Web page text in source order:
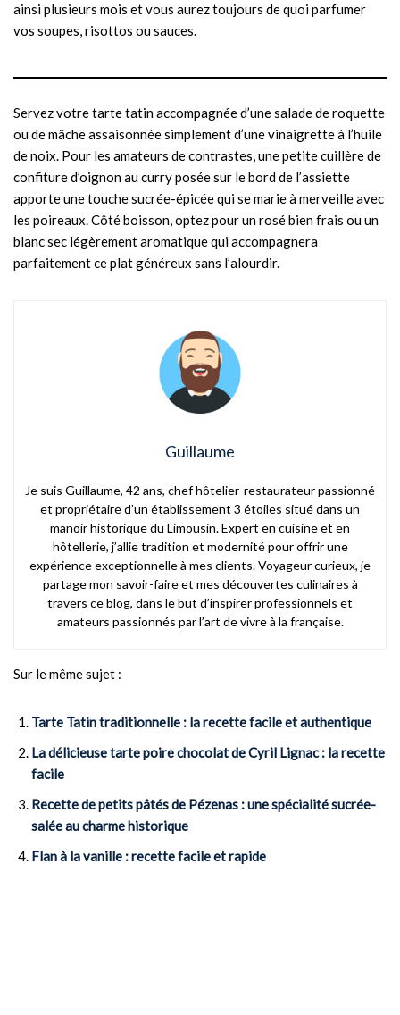
ainsi plusieurs mois et vous aurez toujours de quoi parfumer
vos soupes, risottos ou sauces.
Servez votre tarte tatin accompagnée d’une salade de roquette
ou de mâche assaisonnée simplement d’une vinaigrette à l’huile
de noix. Pour les amateurs de contrastes, une petite cuillère de
confiture d’oignon au curry posée sur le bord de l’assiette
apporte une touche sucrée-épicée qui se marie à merveille avec
les poireaux. Côté boisson, optez pour un rosé bien frais ou un
blanc sec légèrement aromatique qui accompagnera
parfaitement ce plat généreux sans l’alourdir.
Guillaume
Je suis Guillaume, 42 ans, chef hôtelier-restaurateur passionné
et propriétaire d’un établissement 3 étoiles situé dans un
manoir historique du Limousin. Expert en cuisine et en
hôtellerie, j’allie tradition et modernité pour offrir une
expérience exceptionnelle à mes clients. Voyageur curieux, je
partage mon savoir-faire et mes découvertes culinaires à
travers ce blog, dans le but d’inspirer professionnels et
amateurs passionnés par l’art de vivre à la française.
Sur le même sujet :
Tarte Tatin traditionnelle : la recette facile et authentique
La délicieuse tarte poire chocolat de Cyril Lignac : la recette
facile
Recette de petits pâtés de Pézenas : une spécialité sucrée-
salée au charme historique
Flan à la vanille : recette facile et rapide